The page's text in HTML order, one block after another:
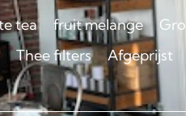
tea fruit melange
Thee filters Afgeprijst